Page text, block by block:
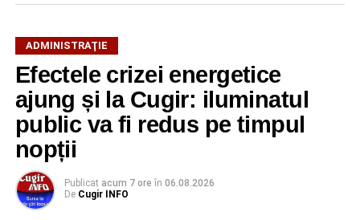
ADMINISTRAŢIE
Efectele crizei energetice
ajung și la Cugir: iluminatul
public va fi redus pe timpul
nopții
Publicat acum 7 ore în 06.08.2026
De Cugir INFO